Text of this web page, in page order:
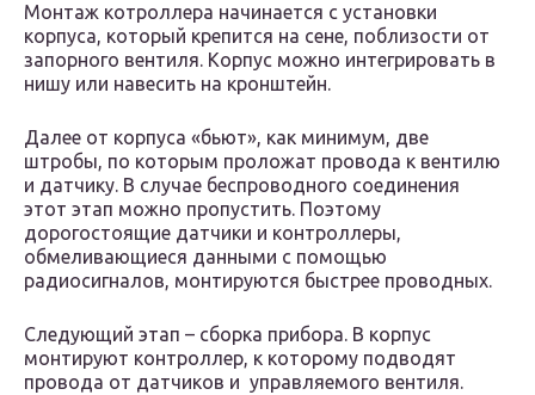
Монтаж котроллера начинается с установки
корпуса, который крепится на сене, поблизости от
запорного вентиля. Корпус можно интегрировать в
нишу или навесить на кронштейн.
Далее от корпуса «бьют», как минимум, две
штробы, по которым проложат провода к вентилю
и датчику. В случае беспроводного соединения
этот этап можно пропустить. Поэтому
дорогостоящие датчики и контроллеры,
обмеливающиеся данными с помощью
радиосигналов, монтируются быстрее проводных.
Следующий этап – сборка прибора. В корпус
монтируют контроллер, к которому подводят
провода от датчиков и управляемого вентиля.